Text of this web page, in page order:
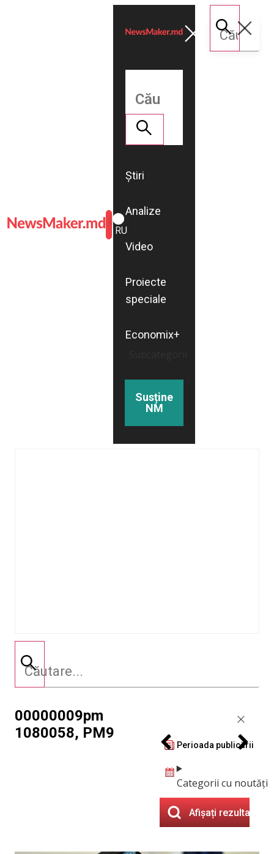
ROMÂNĂ
RU
Știri
Analize
Video
Proiecte
speciale
Economix+
Susține
NM
00000009pm
1080058, PM9
Perioada publicării
Categorii cu noutăți
Afișați rezultatele